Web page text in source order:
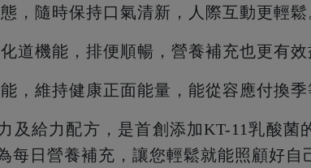
，隨時保持口氣清新，人際互動更輕鬆
道機能，排便順暢，營養補充也更有效
，維持健康正面能量，能從容應付換季
及給力配方，是首創添加KT-11乳酸菌
每日營養補充，讓您輕鬆就能照顧好自